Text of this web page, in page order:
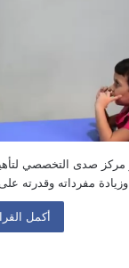
مركز صدى التخصصي
وزيادة مفرداته وقدرته
أكمل